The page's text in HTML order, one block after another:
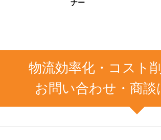
ナー
物流効率化・コスト
お問い合わせ・商談